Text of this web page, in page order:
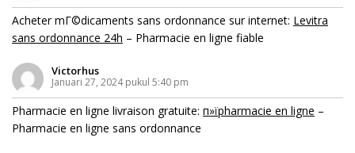
Acheter mГ©dicaments sans ordonnance sur internet: Levitra
sans ordonnance 24h – Pharmacie en ligne fiable
Victorhus
Januari 27, 2024 pukul 5:40 pm
Pharmacie en ligne livraison gratuite: п»їpharmacie en ligne –
Pharmacie en ligne sans ordonnance